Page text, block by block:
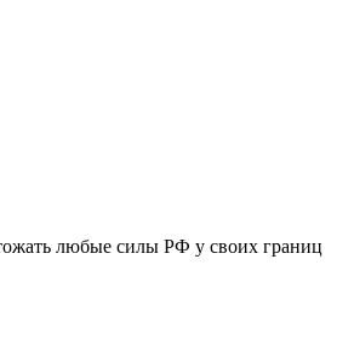
любые силы РФ у своих границ